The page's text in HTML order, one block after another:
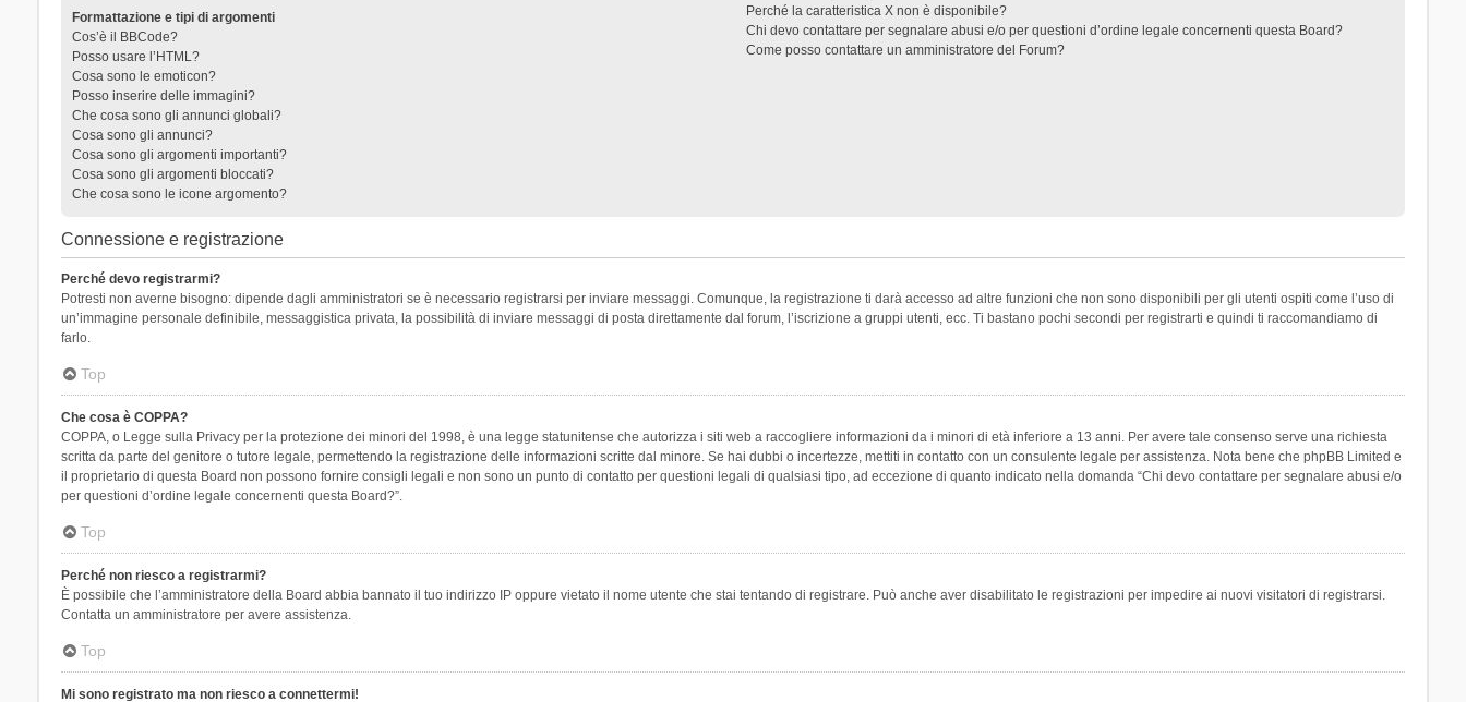
Formattazione e tipi di argomenti
Cos’è il BBCode?
Posso usare l’HTML?
Cosa sono le emoticon?
Posso inserire delle immagini?
Che cosa sono gli annunci globali?
Cosa sono gli annunci?
Cosa sono gli argomenti importanti?
Cosa sono gli argomenti bloccati?
Che cosa sono le icone argomento?
Perché la caratteristica X non è disponibile?
Chi devo contattare per segnalare abusi e/o per questioni d’ordine legale concernenti questa Board?
Come posso contattare un amministratore del Forum?
Connessione e registrazione
Perché devo registrarmi?
Potresti non averne bisogno: dipende dagli amministratori se è necessario registrarsi per inviare messaggi. Comunque, la registrazione ti darà accesso ad altre funzioni che non sono disponibili per gli utenti ospiti come l’uso di
un’immagine personale definibile, messaggistica privata, la possibilità di inviare messaggi di posta direttamente dal forum, l’iscrizione a gruppi utenti, ecc. Ti bastano pochi secondi per registrarti e quindi ti raccomandiamo di
farlo.
Top
Che cosa è COPPA?
COPPA, o Legge sulla Privacy per la protezione dei minori del 1998, è una legge statunitense che autorizza i siti web a raccogliere informazioni da i minori di età inferiore a 13 anni. Per avere tale consenso serve una richiesta
scritta da parte del genitore o tutore legale, permettendo la registrazione delle informazioni scritte dal minore. Se hai dubbi o incertezze, mettiti in contatto con un consulente legale per assistenza. Nota bene che phpBB Limited e
il proprietario di questa Board non possono fornire consigli legali e non sono un punto di contatto per questioni legali di qualsiasi tipo, ad eccezione di quanto indicato nella domanda “Chi devo contattare per segnalare abusi e/o
per questioni d’ordine legale concernenti questa Board?”.
Top
Perché non riesco a registrarmi?
È possibile che l’amministratore della Board abbia bannato il tuo indirizzo IP oppure vietato il nome utente che stai tentando di registrare. Può anche aver disabilitato le registrazioni per impedire ai nuovi visitatori di registrarsi.
Contatta un amministratore per avere assistenza.
Top
Mi sono registrato ma non riesco a connettermi!